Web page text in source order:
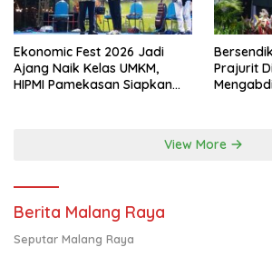
Ekonomic Fest 2026 Jadi
Ajang Naik Kelas UMKM,
HIPMI Pamekasan Siapkan
Prajurit
View More
Berita Malang Raya
Seputar Malang Raya